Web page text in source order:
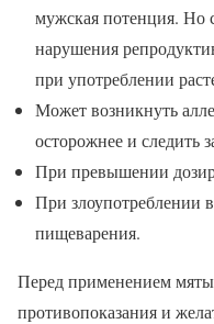
мужская потенция. Но
нарушения
при употреблении
Может возникнуть
осторожнее и следить
При превышении
При злоупотреблении
пищеварения.
Перед применением
противопоказания и